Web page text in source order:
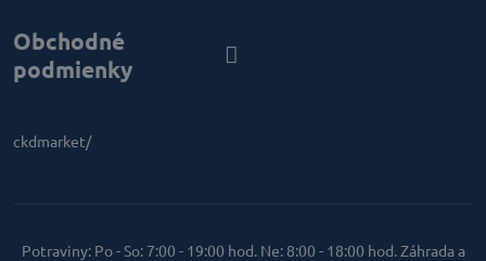
Obchodné
podmienky
ckdmarket/
Potraviny: Po - So: 7:00 - 19:00 hod. Ne: 8:00 - 18:00 hod. Záhrada a